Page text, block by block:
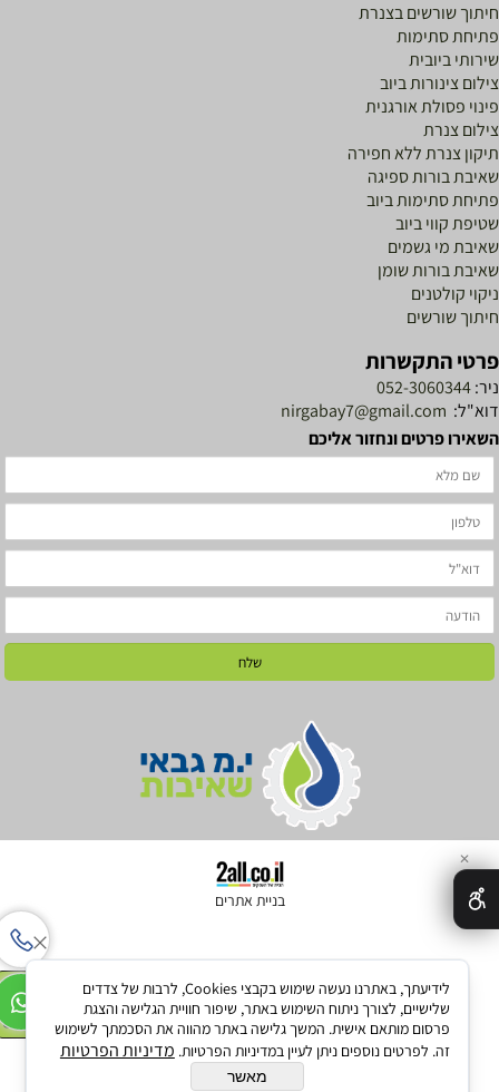
שורשים בצנרת
סתימות
ביובית
צינורות ביוב
פסולת אורגנית
צנרת
צנרת ללא חפירה
בורות ספיגה
סתימות ביוב
קווי ביוב
מי גשמים
בורות שומן
קולטנים
שורשים
התקשרות
052-3060344
nirgabay7@gmail.com
פרטים ונחזור אליכם
להזמנת ביובית
052-3060344
בניית אתרים
✕
לידיעתך, באתרנו נעשה שימוש בקבצי Cookies, לרבות של צדדים
שלישיים, לצורך ניתוח השימוש באתר, שיפור חוויית הגלישה והצגת
פרסום מותאם אישית. המשך גלישה באתר מהווה את הסכמתך לשימוש
זה. לפרטים נוספים ניתן לעיין במדיניות הפרטיות. מדיניות הפרטיות
מאשר